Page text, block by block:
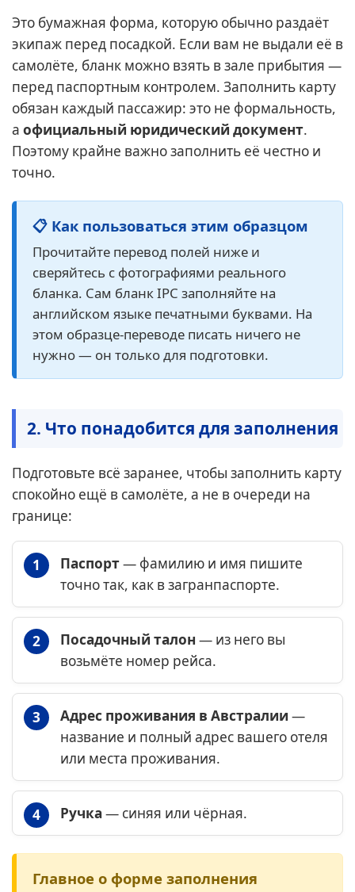
Это бумажная форма, которую обычно раздаёт
экипаж перед посадкой. Если вам не выдали её в
самолёте, бланк можно взять в зале прибытия —
перед паспортным контролем. Заполнить карту
обязан каждый пассажир: это не формальность,
а официальный юридический документ.
Поэтому крайне важно заполнить её честно и
точно.
📋 Как пользоваться этим образцом
Прочитайте перевод полей ниже и
сверяйтесь с фотографиями реального
бланка. Сам бланк IPC заполняйте на
английском языке печатными буквами. На
этом образце-переводе писать ничего не
нужно — он только для подготовки.
2. Что понадобится для заполнения
Подготовьте всё заранее, чтобы заполнить карту
спокойно ещё в самолёте, а не в очереди на
границе:
Паспорт— фамилию и имя пишите
точно так, как в загранпаспорте.
Посадочный талон — из него вы
возьмёте номер рейса.
Адрес проживания в Австралии —
название и полный адрес вашего отеля
или места проживания.
Ручка— синяя или чёрная.
Главное о форме заполнения